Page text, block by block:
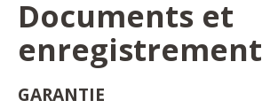
Documents et
enregistrement
GARANTIE